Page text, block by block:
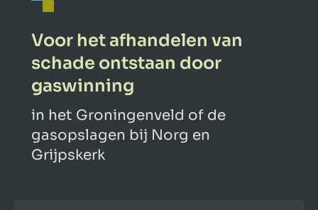
Voor het afhandelen van
schade ontstaan door
gaswinning
in het Groningenveld of de
gasopslagen bij Norg en
Grijpskerk